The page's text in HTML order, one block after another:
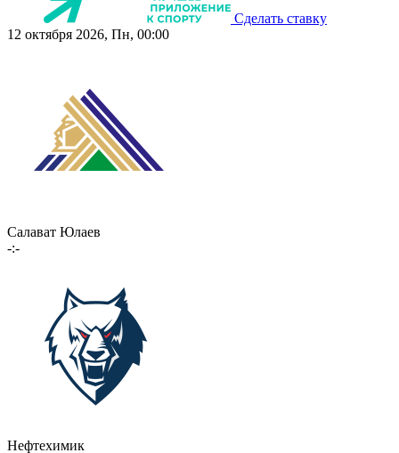
Сделать ставку
12 октября 2026, Пн, 00:00
Салават Юлаев
-:-
Нефтехимик